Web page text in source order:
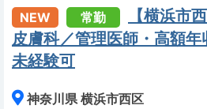
NEW 常勤
【横浜市
皮膚科／管理医師・高額
未経験可
神奈川県 横浜市西区